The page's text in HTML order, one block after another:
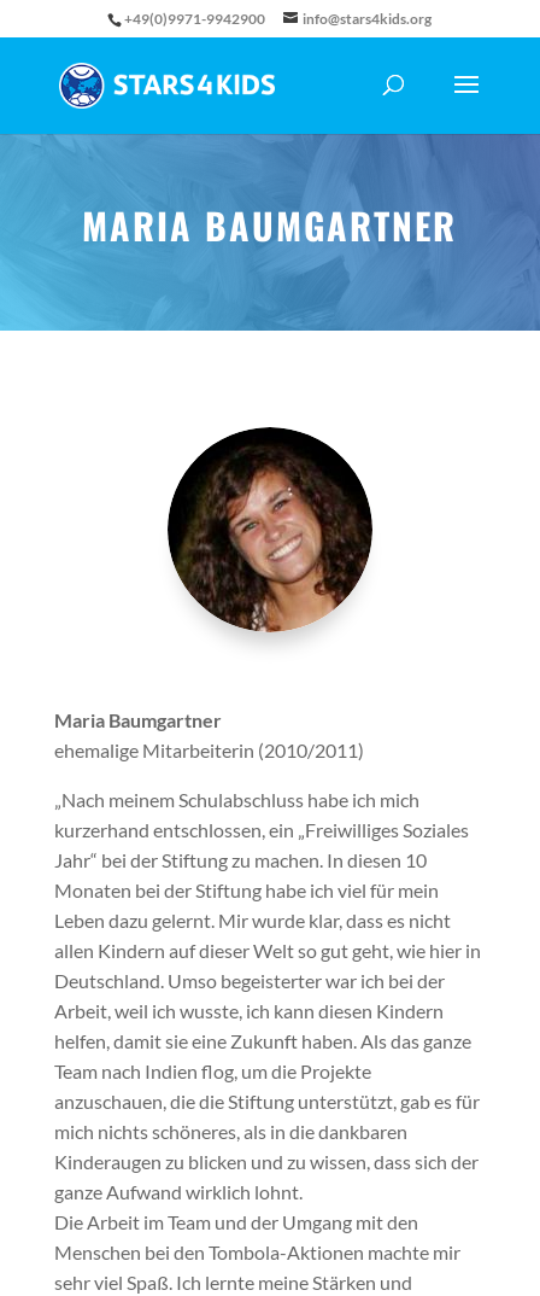
+49(0)9971-9942900 info@stars4kids.org
MARIA BAUMGARTNER
Maria Baumgartner
ehemalige Mitarbeiterin (2010/2011)
„Nach meinem Schulabschluss habe ich mich
kurzerhand entschlossen, ein „Freiwilliges Soziales
Jahr“ bei der Stiftung zu machen. In diesen 10
Monaten bei der Stiftung habe ich viel für mein
Leben dazu gelernt. Mir wurde klar, dass es nicht
allen Kindern auf dieser Welt so gut geht, wie hier in
Deutschland. Umso begeisterter war ich bei der
Arbeit, weil ich wusste, ich kann diesen Kindern
helfen, damit sie eine Zukunft haben. Als das ganze
Team nach Indien flog, um die Projekte
anzuschauen, die die Stiftung unterstützt, gab es für
mich nichts schöneres, als in die dankbaren
Kinderaugen zu blicken und zu wissen, dass sich der
ganze Aufwand wirklich lohnt.
Die Arbeit im Team und der Umgang mit den
Menschen bei den Tombola-Aktionen machte mir
sehr viel Spaß. Ich lernte meine Stärken und